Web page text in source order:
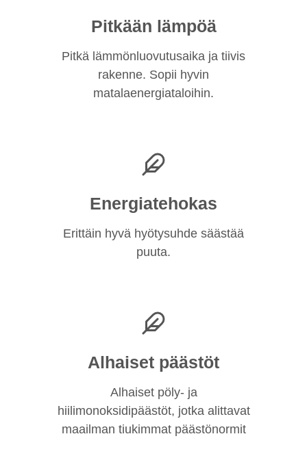
Pitkään lämpöä
Pitkä lämmönluovutusaika ja tiivis
rakenne. Sopii hyvin
matalaenergiataloihin.
Energiatehokas
Erittäin hyvä hyötysuhde säästää
puuta.
Alhaiset päästöt
Alhaiset pöly- ja
hiilimonoksidipäästöt, jotka alittavat
maailman tiukimmat päästönormit